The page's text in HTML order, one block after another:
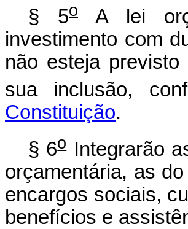
§ 5o
A lei
investimento com
não esteja
sua inclusão,
Constituição.
§ 6oIntegrarão
orçamentária, as
encargos sociais,
benefícios e